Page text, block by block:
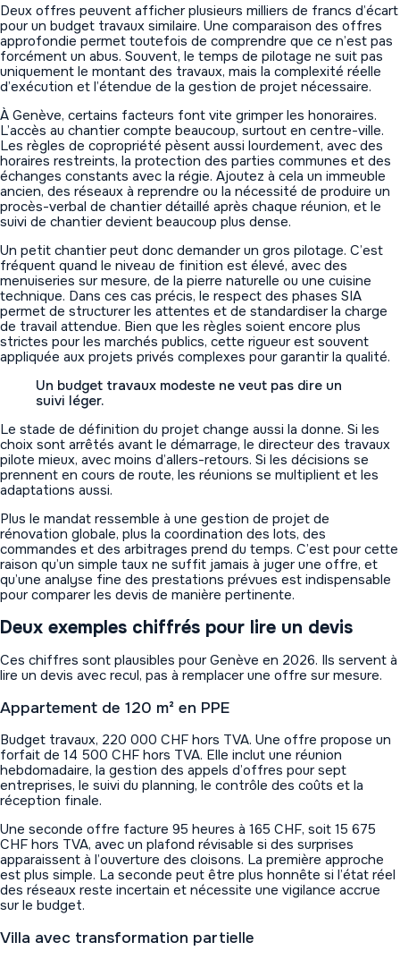
Deux offres peuvent afficher plusieurs milliers de francs d’écart
pour un budget travaux similaire. Une comparaison des offres
approfondie permet toutefois de comprendre que ce n’est pas
forcément un abus. Souvent, le temps de pilotage ne suit pas
uniquement le montant des travaux, mais la complexité réelle
d’exécution et l’étendue de la gestion de projet nécessaire.
À Genève, certains facteurs font vite grimper les honoraires.
L’accès au chantier compte beaucoup, surtout en centre-ville.
Les règles de copropriété pèsent aussi lourdement, avec des
horaires restreints, la protection des parties communes et des
échanges constants avec la régie. Ajoutez à cela un immeuble
ancien, des réseaux à reprendre ou la nécessité de produire un
procès-verbal de chantier détaillé après chaque réunion, et le
suivi de chantier devient beaucoup plus dense.
Un petit chantier peut donc demander un gros pilotage. C’est
fréquent quand le niveau de finition est élevé, avec des
menuiseries sur mesure, de la pierre naturelle ou une cuisine
technique. Dans ces cas précis, le respect des phases SIA
permet de structurer les attentes et de standardiser la charge
de travail attendue. Bien que les règles soient encore plus
strictes pour les marchés publics, cette rigueur est souvent
appliquée aux projets privés complexes pour garantir la qualité.
Un budget travaux modeste ne veut pas dire un
suivi léger.
Le stade de définition du projet change aussi la donne. Si les
choix sont arrêtés avant le démarrage, le directeur des travaux
pilote mieux, avec moins d’allers-retours. Si les décisions se
prennent en cours de route, les réunions se multiplient et les
adaptations aussi.
Plus le mandat ressemble à une gestion de projet de
rénovation globale, plus la coordination des lots, des
commandes et des arbitrages prend du temps. C’est pour cette
raison qu’un simple taux ne suffit jamais à juger une offre, et
qu’une analyse fine des prestations prévues est indispensable
pour comparer les devis de manière pertinente.
Deux exemples chiffrés pour lire un devis
Ces chiffres sont plausibles pour Genève en 2026. Ils servent à
lire un devis avec recul, pas à remplacer une offre sur mesure.
Appartement de 120 m² en PPE
Budget travaux, 220 000 CHF hors TVA. Une offre propose un
forfait de 14 500 CHF hors TVA. Elle inclut une réunion
hebdomadaire, la gestion des appels d’offres pour sept
entreprises, le suivi du planning, le contrôle des coûts et la
réception finale.
Une seconde offre facture 95 heures à 165 CHF, soit 15 675
CHF hors TVA, avec un plafond révisable si des surprises
apparaissent à l’ouverture des cloisons. La première approche
est plus simple. La seconde peut être plus honnête si l’état réel
des réseaux reste incertain et nécessite une vigilance accrue
sur le budget.
Villa avec transformation partielle